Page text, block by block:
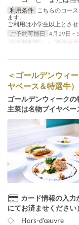
利用条件
こちらのコー
ます。
ご利用は小学生以上とさせ
ご予約可能日 4月29日 ~
注文数制限
~ 6 席のカ
＜ゴールデンウィ
ヤベース＆特選牛）
ゴールデンウィークの
主菜は名物ブイヤベ
カード情報の入力
にてお済ませください）
◇ Hors-d'œuvre